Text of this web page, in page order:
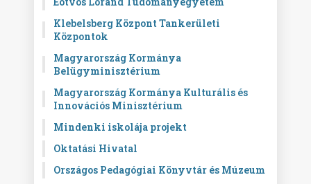
Klebelsberg Központ Tankerületi
Központok
Magyarország Kormánya
Belügyminisztérium
Magyarország Kormánya Kulturális és
Innovációs Minisztérium
Mindenki iskolája projekt
Oktatási Hivatal
Országos Pedagógiai Könyvtár és Múzeum